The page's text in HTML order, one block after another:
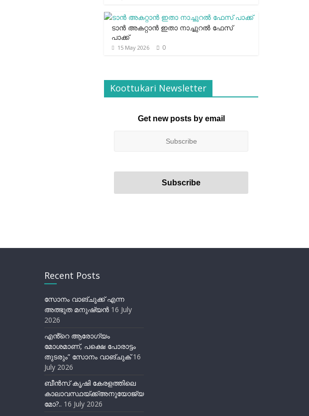
ടാന്‍ അകറ്റാന്‍ ഇതാ നാച്ചുറല്‍ ഫേസ്
പാക്ക്
15 May 2026 0
Koottukari Newsletter
Get new posts by email
Recent Posts
സോനം വാങ്ചുക്ക് എന്ന
അത്ഭുത മനുഷ്യന്‍ 16 July
2026
എൻ്റെ ആരോഗ്യം
മോശമാണ്, പക്ഷെ പോരാട്ടം
തുടരും” സോനം വാങ്ചുക് 16
July 2026
ബീന്‍സ് കൃഷി കേരളത്തിലെ
കാലാവസ്ഥയ്ക്ക്അനുയോജ്യ
മോ?.. 16 July 2026